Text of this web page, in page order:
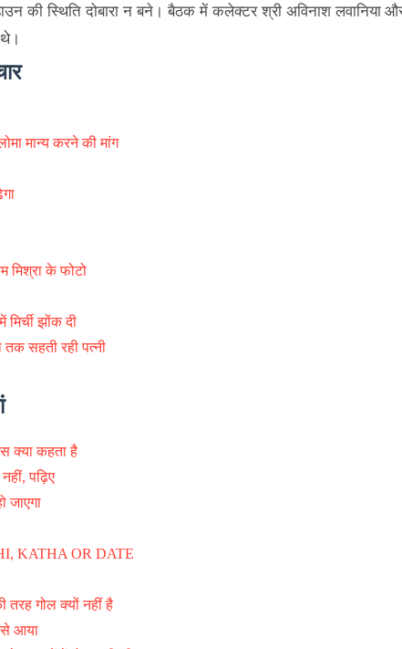
की स्थिति दोबारा न बने। बैठक में कलेक्टर श्री अविनाश लवानिया
मान्य करने की मांग
मिश्रा के फोटो
झोंक दी
सहती रही पत्नी
क्या कहता है
पढ़िए
जाएगा
KATHA OR DATE
तरह गोल क्यों नहीं है
से आया